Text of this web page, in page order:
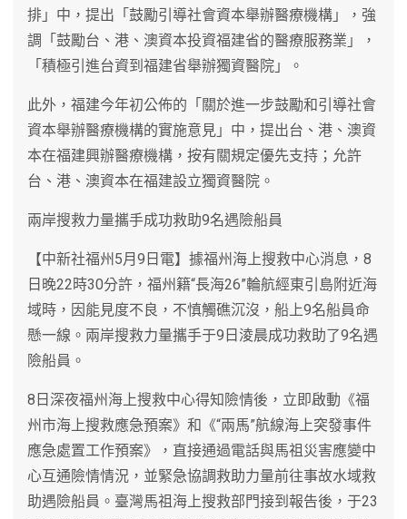
排」中，提出「鼓勵引導社會資本舉辦醫療機構」，強
調「鼓勵台、港、澳資本投資福建省的醫療服務業」，
「積極引進台資到福建省舉辦獨資醫院」。
此外，福建今年初公佈的「關於進一步鼓勵和引導社會
資本舉辦醫療機構的實施意見」中，提出台、港、澳資
本在福建興辦醫療機構，按有關規定優先支持；允許
台、港、澳資本在福建設立獨資醫院。
兩岸搜救力量攜手成功救助9名遇險船員
【中新社福州5月9日電】據福州海上搜救中心消息，8
日晚22時30分許，福州籍“長海26”輪航經東引島附近海
域時，因能見度不良，不慎觸礁沉沒，船上9名船員命
懸一線。兩岸搜救力量攜手于9日淩晨成功救助了9名遇
險船員。
8日深夜福州海上搜救中心得知險情後，立即啟動《福
州市海上搜救應急預案》和《“兩馬”航線海上突發事件
應急處置工作預案》，直接通過電話與馬祖災害應變中
心互通險情情況，並緊急協調救助力量前往事故水域救
助遇險船員。臺灣馬祖海上搜救部門接到報告後，于23